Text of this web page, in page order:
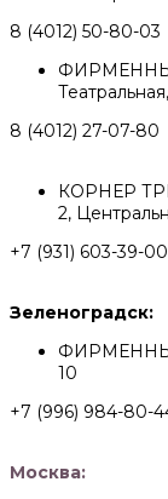
8 (4012) 50-80-03
8 (4012) 27-07-80
КОРНЕР
2,
+7 (931) 603-39-00
Зеленоградск:
10
+7 (996) 984-80-
Москва: